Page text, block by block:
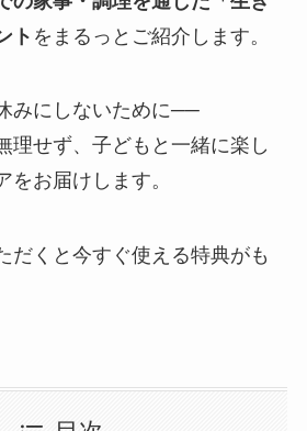
ト をまるっとご紹介します。
みにしないために──
理せず、子どもと一緒に楽し
をお届けします。
だくと今すぐ使える特典がも